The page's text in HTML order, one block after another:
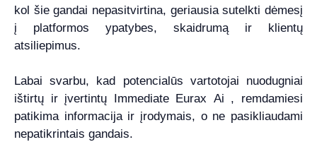
kol šie gandai nepasitvirtina, geriausia sutelkti dėmesį
į platformos ypatybes, skaidrumą ir klientų
atsiliepimus.
Labai svarbu, kad potencialūs vartotojai nuodugniai
ištirtų ir įvertintų Immediate Eurax Ai , remdamiesi
patikima informacija ir įrodymais, o ne pasikliaudami
nepatikrintais gandais.